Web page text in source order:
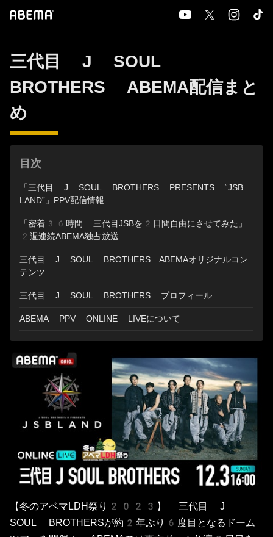
三代目 J SOUL
BROTHERS ABEMA配信まと
め
目次
「三代目 J SOUL BROTHERS PRESENTS “JSB
LAND”」PPV配信情報
「密着36時間 三代目JSBを2日間自由にさせてみた」
2週連続ABEMA独占放送
三代目 J SOUL BROTHERS ABEMAオリジナルコン
テンツ
三代目 J SOUL BROTHERS プロフィール
ABEMA PPV ONLINE LIVEについて
【冬のアベマLDH祭り2023】 三代目 J
SOUL BROTHERSが約2年ぶり6度目となるドーム